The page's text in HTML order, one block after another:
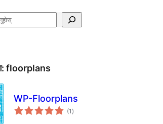
floorplans
WP-Floorplans
(1 कुल
रेटिङ्गहरू
)